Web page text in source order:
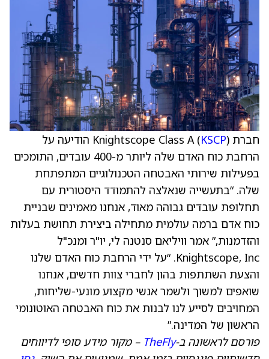
חברת Knightscope Class A ( KSCP
) הודיעה על
הרחבת כוח האדם שלה ליותר מ-400 עובדים, התומכים
בפעילות שירותי האבטחה הטכנולוגיים המתפתחת
שלה. “בתעשייה שנאלצה להתמודד היסטורית עם
תחלופת עובדים גבוהה מאוד, אנחנו מאמינים שבניית
כוח אדם ברמה עולמית מתחילה ביצירת תחושת בעלות
והזדמנות,” אמר וויליאם סנטנה לי, יו"ר ומנכ"ל
Knightscope, Inc. “על ידי הרחבת כוח האדם שלנו
והצעת השתתפות בהון לחברי צוות חדשים, אנחנו
שואפים למשוך ולשמר אנשי מקצוע מונעי-שליחות,
המחויבים לסייע לנו לבנות את כוח האבטחה האוטונומי
הראשון של המדינה.”
פורסם לראשונה ב-TheFly – מקור מידע סופי לדיווחים